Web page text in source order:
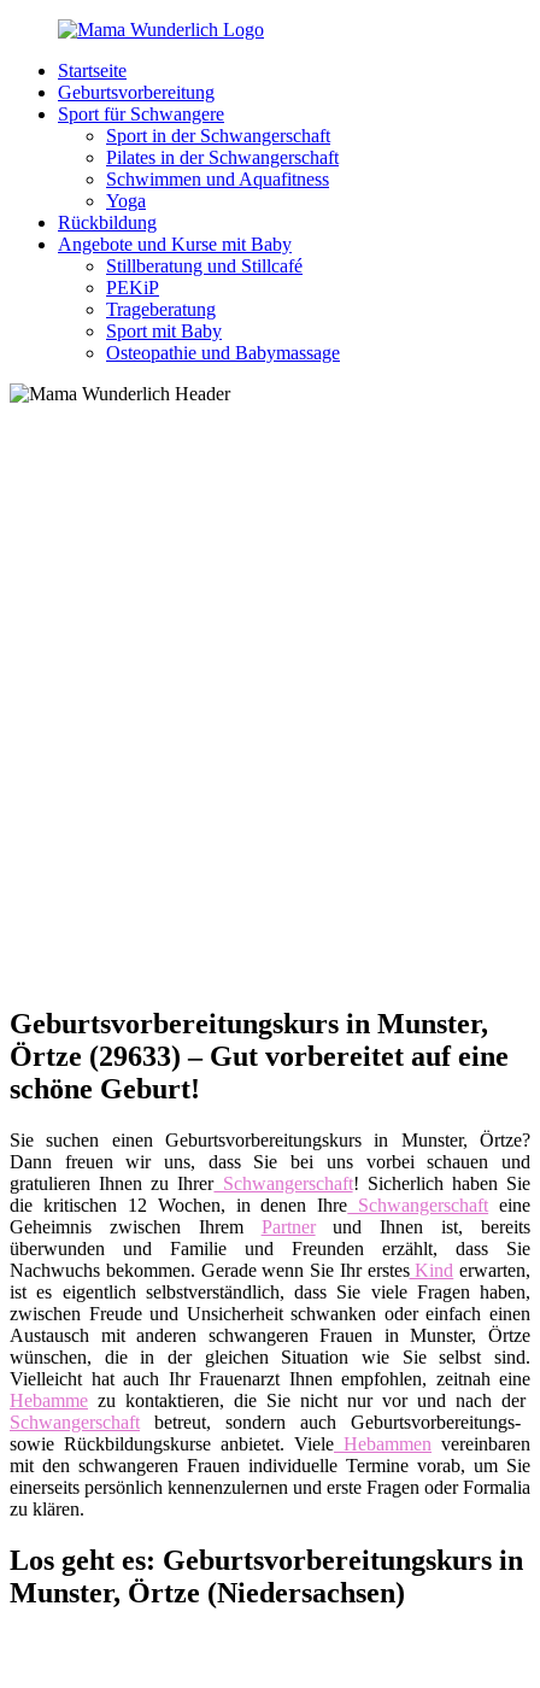
Zurück
Inhalt
MamaWunderlich.de
Mutti
sein
wunderbar!
Startseite
Geburtsvorbereitung
Sport für Schwangere
Sport in der Schwangerschaft
Pilates in der Schwangerschaft
Schwimmen und Aquafitness
Yoga
Rückbildung
Angebote und Kurse mit Baby
Stillberatung und Stillcafé
PEKiP
Trageberatung
Sport mit Baby
Osteopathie und Babymassage
Geburtsvorbereitungskurs in Munster,
Örtze (29633) – Gut vorbereitet auf eine
schöne Geburt!
Sie suchen einen Geburtsvorbereitungskurs in Munster, Örtze?
Dann freuen wir uns, dass Sie bei uns vorbei schauen und
gratulieren Ihnen zu IhrerSchwangerschaft! Sicherlich haben Sie
die kritischen 12 Wochen, in denen Ihre Schwangerschaft eine
Geheimnis zwischen Ihrem Partnerund Ihnen ist, bereits
überwunden und Familie und Freunden erzählt, dass Sie
Nachwuchs bekommen. Gerade wenn Sie Ihr erstesKind erwarten,
ist es eigentlich selbstverständlich, dass Sie viele Fragen haben,
zwischen Freude und Unsicherheit schwanken oder einfach einen
Austausch mit anderen schwangeren Frauen in Munster, Örtze
wünschen, die in der gleichen Situation wie Sie selbst sind.
Vielleicht hat auch Ihr Frauenarzt Ihnen empfohlen, zeitnah eine
Hebamme zu kontaktieren, die Sie nicht nur vor und nach der
Schwangerschaft betreut, sondern auch Geburtsvorbereitungs-
sowie Rückbildungskurse anbietet. Viele Hebammen vereinbaren
mit den schwangeren Frauen individuelle Termine vorab, um Sie
einerseits persönlich kennenzulernen und erste Fragen oder Formalia
zu klären.
Los geht es: Geburtsvorbereitungskurs in
Munster, Örtze (Niedersachsen)